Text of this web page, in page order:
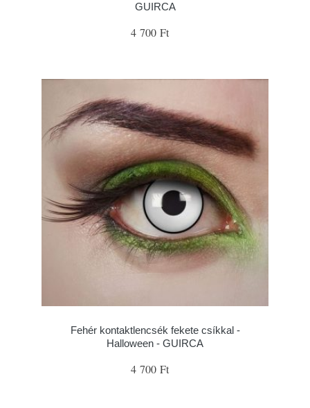
GUIRCA
4 700 Ft
Fehér kontaktlencsék fekete csíkkal -
Halloween - GUIRCA
4 700 Ft